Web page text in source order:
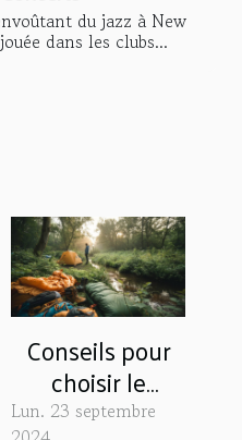
du jazz à New
dans les clubs...
Conseils pour
choisir le
meilleur
Lun. 23 septembre